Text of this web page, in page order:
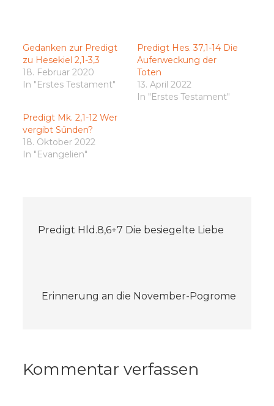
Gedanken zur Predigt
zu Hesekiel 2,1-3,3
18. Februar 2020
In "Erstes Testament"
Predigt Hes. 37,1-14 Die
Auferweckung der
Toten
13. April 2022
In "Erstes Testament"
Predigt Mk. 2,1-12 Wer
vergibt Sünden?
18. Oktober 2022
In "Evangelien"
Predigt Hld.8,6+7 Die besiegelte Liebe
Erinnerung an die November-Pogrome
Kommentar verfassen